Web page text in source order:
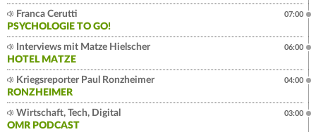
Franca Cerutti
PSYCHOLOGIE TO GO!
07:00
Interviews mit Matze Hielscher
HOTEL MATZE
06:00
Kriegsreporter Paul Ronzheimer
RONZHEIMER
04:00
Wirtschaft, Tech, Digital
OMR PODCAST
03:00